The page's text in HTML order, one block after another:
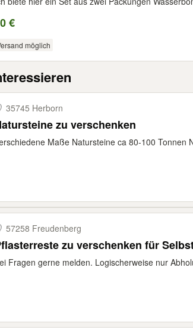
€
möglich
35745 Herborn
zu verschenken
Maße Natursteine ca 80-100 Tonnen
57258 Freudenberg
zu verschenken für
Fragen gerne melden. Logischerweise nur